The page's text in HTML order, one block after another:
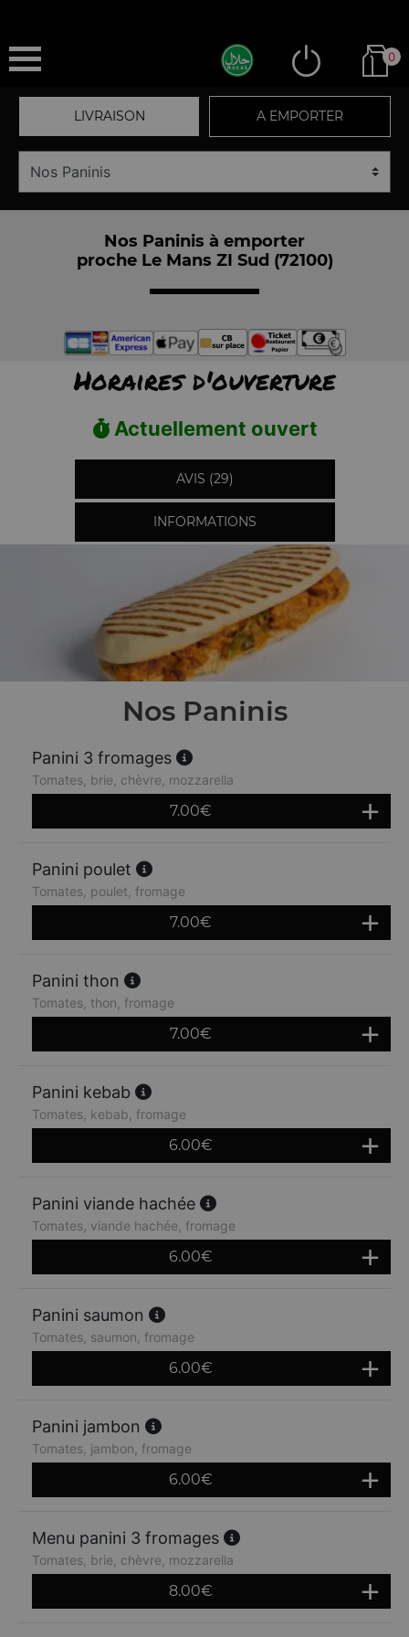
0
LIVRAISON A EMPORTER
Nos Paninis à emporter
proche Le Mans ZI Sud (72100)
Horaires d'ouverture
Actuellement ouvert
AVIS (29)
INFORMATIONS
Nos Paninis
Panini 3 fromages
Tomates, brie, chèvre, mozzarella
7.00€
Panini poulet
Tomates, poulet, fromage
7.00€
Panini thon
Tomates, thon, fromage
7.00€
Panini kebab
Tomates, kebab, fromage
6.00€
Panini viande hachée
Tomates, viande hachée, fromage
6.00€
Panini saumon
Tomates, saumon, fromage
6.00€
Panini jambon
Tomates, jambon, fromage
6.00€
Menu panini 3 fromages
Tomates, brie, chèvre, mozzarella
8.00€